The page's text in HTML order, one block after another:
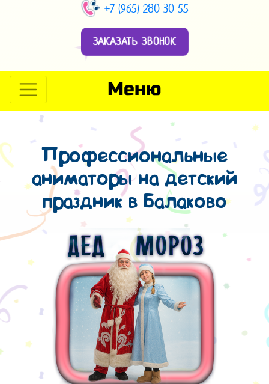
+7 (965) 280 30 55
ЗАКАЗАТЬ ЗВОНОК
Меню
Профессиональные
аниматоры на детский
праздник в Балаково